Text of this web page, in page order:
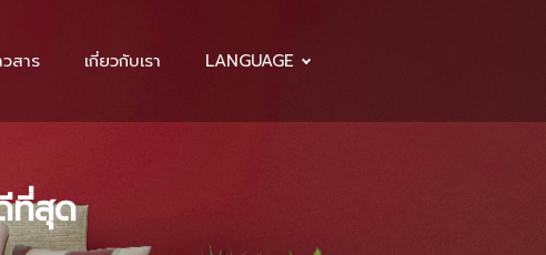
สาร เกี่ยวกับเรา LANGUAGE
ที่สุด